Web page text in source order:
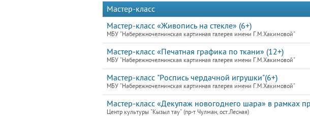
Мастер-класс
Мастер-класс «Живопись на стекле» (6+)
МБУ "Набережночелнинская картинная галерея имени Г.М.Хакимовой"
Мастер-класс «Печатная графика по ткани» (12+)
МБУ "Набережночелнинская картинная галерея имени Г.М.Хакимовой"
Мастер-класс "Роспись чердачной игрушки"(6+)
МБУ "Набережночелнинская картинная галерея имени Г.М.Хакимовой"
Мастер-класс «Декупаж новогоднего шара» в рамках
Центр культуры "Кызыл тау" (пр-т Чулман, ост.Лесная)